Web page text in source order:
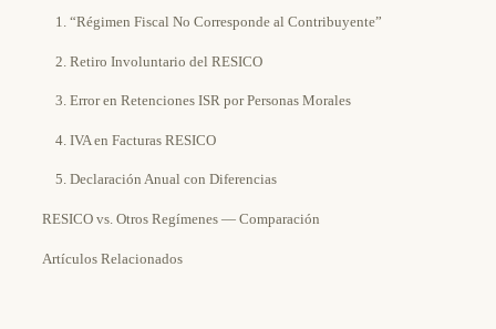
1. “Régimen Fiscal No Corresponde al Contribuyente”
2. Retiro Involuntario del RESICO
3. Error en Retenciones ISR por Personas Morales
4. IVA en Facturas RESICO
5. Declaración Anual con Diferencias
RESICO vs. Otros Regímenes — Comparación
Artículos Relacionados